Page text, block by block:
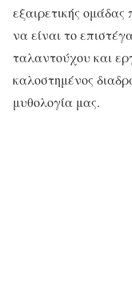
εξαιρετικής ομάδας
να είναι το
ταλαντούχου και
καλοστημένος
μυθολογία μας.